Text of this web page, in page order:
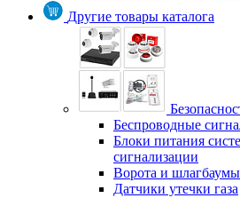
Другие товары каталога
Беспроводные
Блоки питания
сигнализации
Ворота и шлагбаумы
Датчики утечки газа